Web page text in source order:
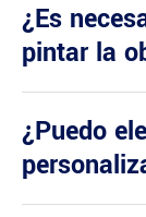
¿Es
pintar la
¿Puedo